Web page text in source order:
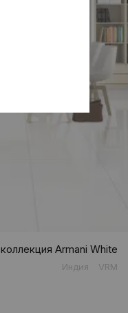
коллекция Armani White
Индия VRM